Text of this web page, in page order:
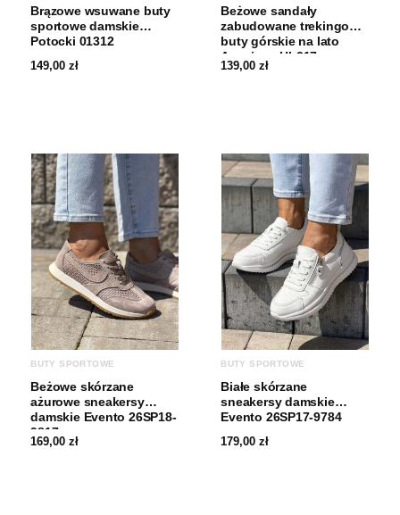
Brązowe wsuwane buty
sportowe damskie
Potocki 01312
149,00zł
Beżowe sandały
zabudowane trekingowe
buty górskie na lato
American HL217
139,00zł
BUTY SPORTOWE
Beżowe skórzane
ażurowe sneakersy
damskie Evento 26SP18-
9817
169,00zł
BUTY SPORTOWE
Białe skórzane
sneakersy damskie
Evento 26SP17-9784
179,00zł